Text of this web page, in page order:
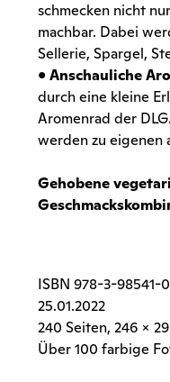
schmecken nicht
machbar. Dabei
Sellerie, Spargel,
•Anschauliche
durch eine kleine
Aromenrad der
werden zu eigenen
Gehobene
ISBN 978-3-98541-
25.01.2022
240 Seiten, 246 x
Über 100 farbige